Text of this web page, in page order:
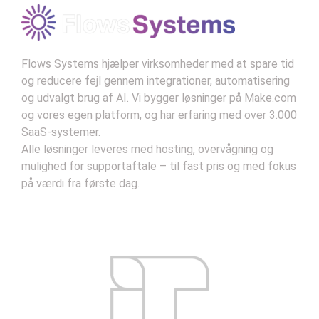
tanken om automatiseringens effekt på både
mennesker og maskiner og så dens potentiale
som et middel til fremgang.
Flows Systems hjælper virksomheder med at spare tid
og reducere fejl gennem integrationer, automatisering
og udvalgt brug af AI. Vi bygger løsninger på Make.com
og vores egen platform, og har erfaring med over 3.000
SaaS-systemer.
Alle løsninger leveres med hosting, overvågning og
mulighed for supportaftale – til fast pris og med fokus
på værdi fra første dag.